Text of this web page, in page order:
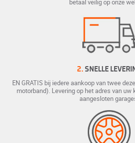
betaal veilig op onze
2. SNELLE
EN GRATIS bij iedere aankoop van twee
motorband). Levering op het adres van uw
aangesloten